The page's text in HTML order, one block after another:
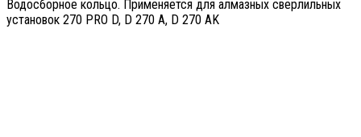
Водосборное кольцо. Применяется для алмазных сверлильных
установок 270 PRO D, D 270 A, D 270 AK